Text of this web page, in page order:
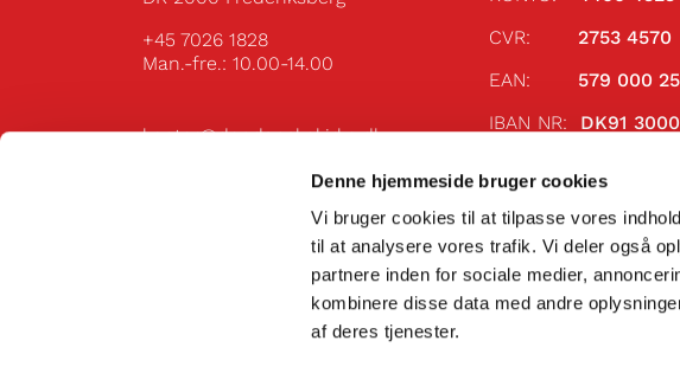
Denne hjemmeside bruger cookies
Vi bruger cookies til at tilpasse vores
til at analysere vores trafik. Vi deler også
partnere inden for sociale medier,
kombinere disse data med andre
af deres tjenester.
+45 7026 1828
Man.-fre.: 10.00-14.00
kontor@dendanskekirke.dk
CVR: 2753 4570
EAN: 579 000
IBAN NR: DK91
DABADKKK